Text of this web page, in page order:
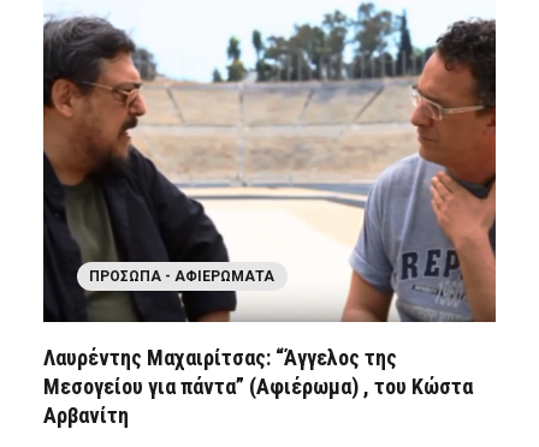
ΠΡΌΣΩΠΑ - ΑΦΙΕΡΏΜΑΤΑ
Λαυρέντης Μαχαιρίτσας: “Άγγελος της
Μεσογείου για πάντα” (Αφιέρωμα) , του Κώστα
Αρβανίτη